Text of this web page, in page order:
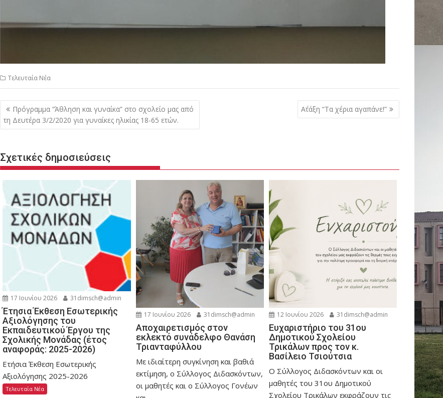
Τελευταία Νέα
Πλοήγηση
άρθρων
Πρόγραμμα “Άθληση και γυναίκα” στο σχολείο μας από
τη Δευτέρα 3/2/2020 για γυναίκες ηλικίας 18-65 ετών.
Α΄τάξη “Τα χέρια αγαπάνε!”
Σχετικές δημοσιεύσεις
17 Ιουνίου 2026 31dimsch@admin
Έτησια Έκθεση Εσωτερικής
Αξιολόγησης του
Εκπαιδευτικού Έργου της
Σχολικής Μονάδας (έτος
αναφοράς: 2025-2026)
Ετήσια Έκθεση Εσωτερικής
Αξιολόγησης 2025-2026
Τελευταία Νέα
17 Ιουνίου 2026 31dimsch@admin
Αποχαιρετισμός στον
εκλεκτό συνάδελφο Θανάση
Τριανταφύλλου
Με ιδιαίτερη συγκίνηση και βαθιά
εκτίμηση, ο Σύλλογος Διδασκόντων,
οι μαθητές και ο Σύλλογος Γονέων
12 Ιουνίου 2026 31dimsch@admin
Ευχαριστήριο του 31ου
Δημοτικού Σχολείου
Τρικάλων προς τον κ.
Βασίλειο Τσιούτσια
Ο Σύλλογος Διδασκόντων και οι
μαθητές του 31ου Δημοτικού
Σχολείου Τρικάλων εκφράζουν τις